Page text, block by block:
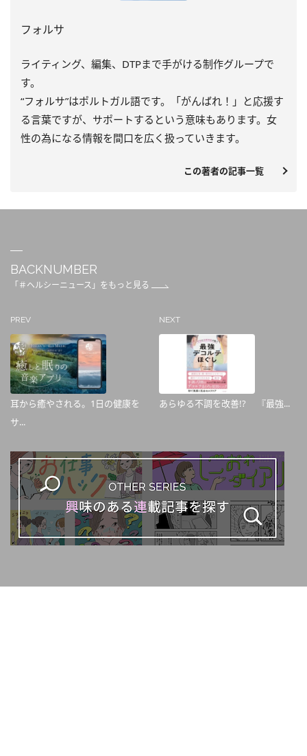
フォルサ
ライティング、編集、DTPまで手がける制作グループで
す。
“フォルサ”はポルトガル語です。「がんばれ！」と応援す
る言葉ですが、サポートするという意味もあります。女
性の為になる情報を間口を広く扱っていきます。
この著者の記事一覧
BACKNUMBER
「＃ヘルシーニュース」をもっと見る
PREV
耳から癒やされる。1日の健康を
サ...
NEXT
あらゆる不調を改善!? 『最強...